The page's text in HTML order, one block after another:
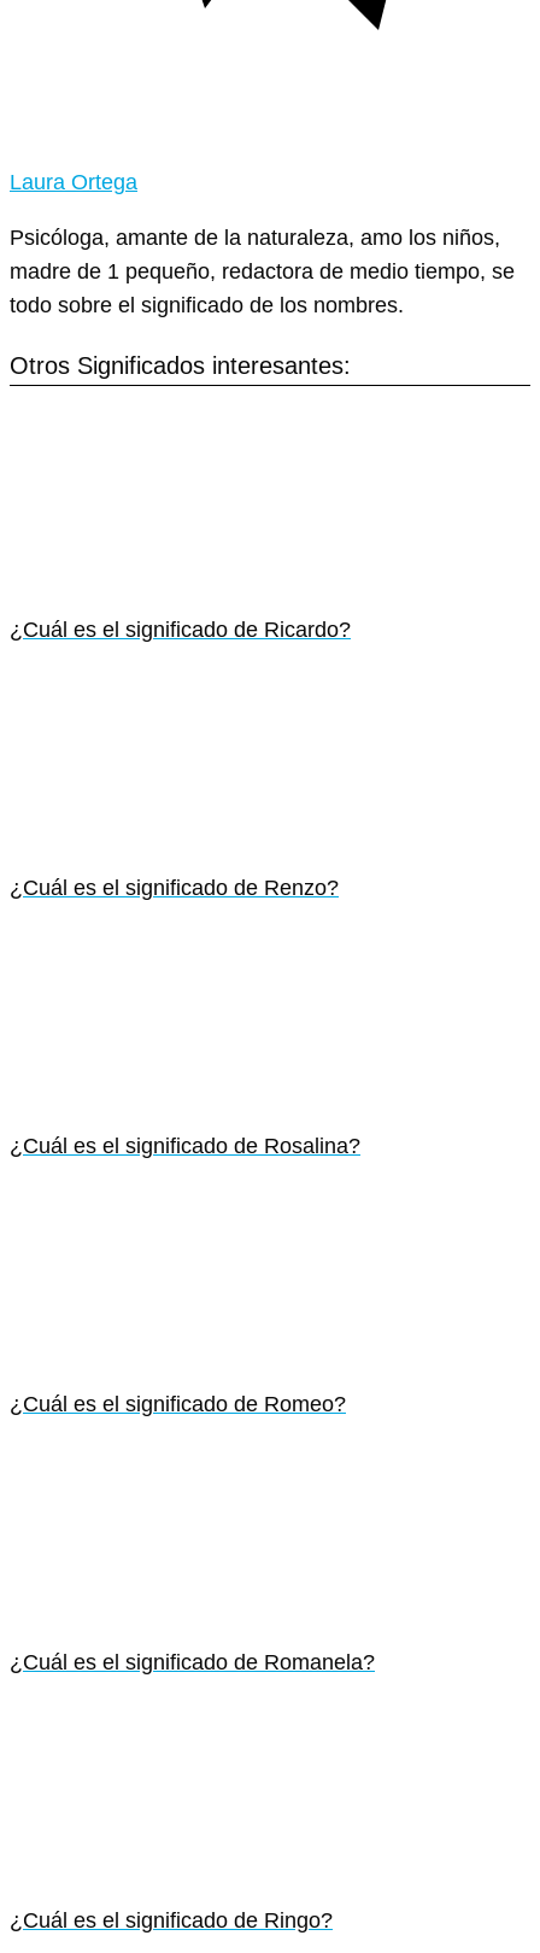
Laura Ortega
Psicóloga, amante de la naturaleza, amo los niños,
madre de 1 pequeño, redactora de medio tiempo, se
todo sobre el significado de los nombres.
Otros Significados interesantes:
¿Cuál es el significado de Ricardo?
¿Cuál es el significado de Renzo?
¿Cuál es el significado de Rosalina?
¿Cuál es el significado de Romeo?
¿Cuál es el significado de Romanela?
¿Cuál es el significado de Ringo?